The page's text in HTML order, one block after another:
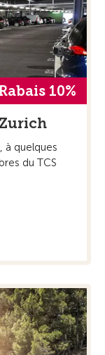
10%
à quelques
du TCS